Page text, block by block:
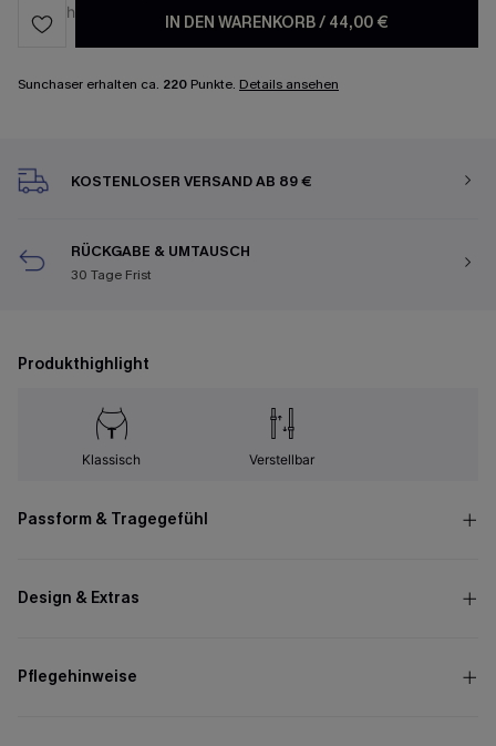
IN DEN WARENKORB/ 44,00 €
Sunchaser erhalten ca. 220 Punkte. Details ansehen
KOSTENLOSER VERSAND AB 89 €
RÜCKGABE & UMTAUSCH
30 Tage Frist
Produkthighlight
Klassisch Verstellbar
Passform & Tragegefühl
Design & Extras
Pflegehinweise